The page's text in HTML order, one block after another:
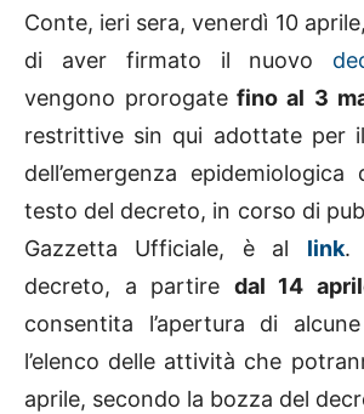
Conte, ieri sera, venerdì 10
di aver firmato il nuovo
vengono prorogate fino al 3
restrittive sin qui adottate per
dell’emergenza
testo del decreto, in corso di
Gazzetta Ufficiale, è al link.
decreto, a partire dal 14
consentita l’apertura di
l’elenco delle attività che
aprile, secondo la bozza del